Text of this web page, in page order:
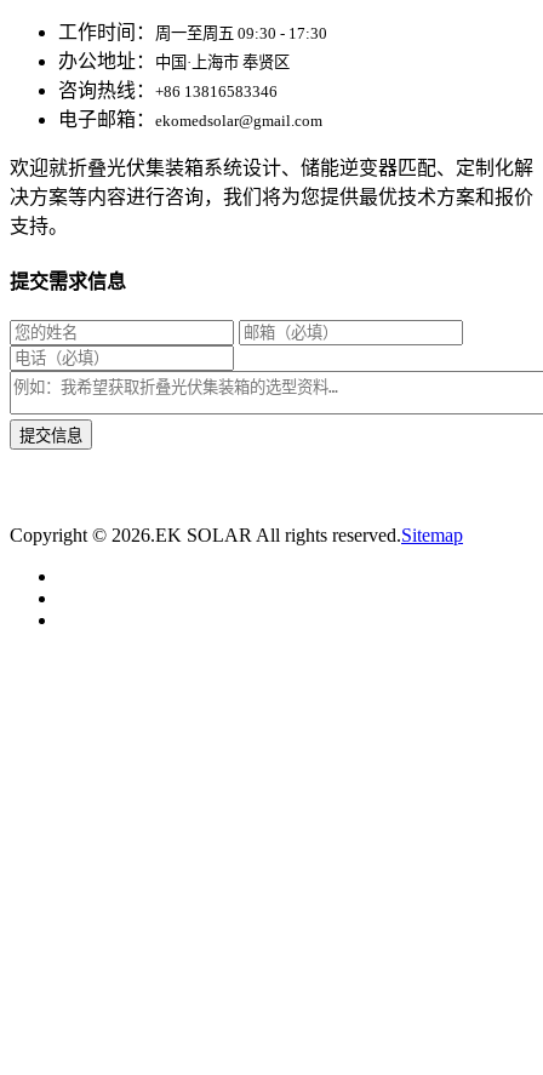
工作时间： 周一至周五 09:30 - 17:30
办公地址： 中国·上海市 奉贤区
咨询热线： +86 13816583346
电子邮箱： ekomedsolar@gmail.com
欢迎就折叠光伏集装箱系统设计、储能逆变器匹配、定制化解
决方案等内容进行咨询，我们将为您提供最优技术方案和报价
支持。
提交需求信息
Copyright © 2026.EK SOLAR All rights reserved.Sitemap